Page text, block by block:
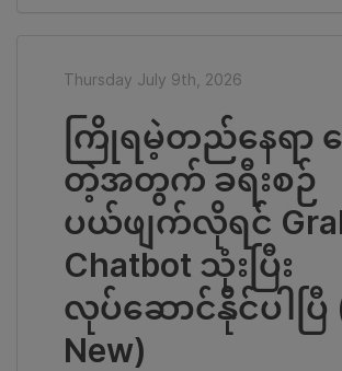
Thursday July 9th, 2026
ကြိုရမဲ့တည်နေရာ
တဲ့အတွက် ခရီးစဉ်
ပယ်ဖျက်လိုရင်
Chatbot သုံးပြီး
လုပ်ဆောင်နိုင်ပါပြီ
New)